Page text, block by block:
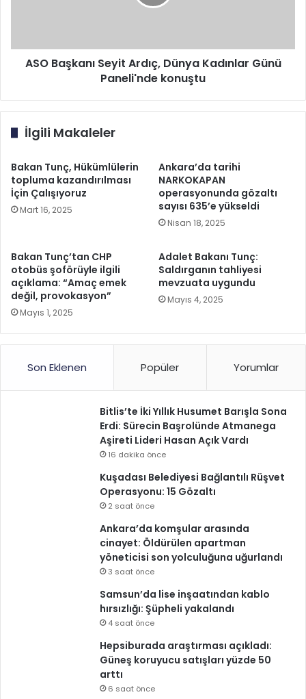
konuştu
ASO Başkanı Seyit Ardıç, Dünya Kadınlar Günü
Paneli'nde konuştu
İlgili Makaleler
Bakan Tunç, Hükümlülerin
topluma kazandırılması
İçin Çalışıyoruz
Mart 16, 2025
Ankara’da tarihi
NARKOKAPAN
operasyonunda gözaltı
sayısı 635’e yükseldi
Nisan 18, 2025
Bakan Tunç’tan CHP
otobüs şoförüyle ilgili
açıklama: “Amaç emek
değil, provokasyon”
Mayıs 1, 2025
Adalet Bakanı Tunç:
Saldırganın tahliyesi
mevzuata uygundu
Mayıs 4, 2025
Son Eklenen Popüler Yorumlar
Bitlis’te İki Yıllık Husumet Barışla Sona
Erdi: Sürecin Başrolünde Atmanega
Aşireti Lideri Hasan Açık Vardı
16 dakika önce
Kuşadası Belediyesi Bağlantılı Rüşvet
Operasyonu: 15 Gözaltı
2 saat önce
Ankara’da komşular arasında
cinayet: Öldürülen apartman
yöneticisi son yolculuğuna uğurlandı
3 saat önce
Samsun’da lise inşaatından kablo
hırsızlığı: Şüpheli yakalandı
4 saat önce
Hepsiburada araştırması açıkladı:
Güneş koruyucu satışları yüzde 50
arttı
6 saat önce